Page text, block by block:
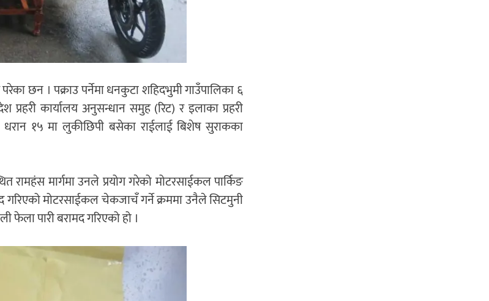
छन । पक्राउ पर्नेमा धनकुटा शहिदभुमी गाउँपालिका ६
कार्यालय अनुसन्धान समुह (रिट) र इलाका प्रहरी
धरान १५ मा लुकीछिपी बसेका राईलाई बिशेष सुराकका
रामहंस मार्गमा उनले प्रयोग गरेको मोटरसाईकल पार्किङ
गरिएको मोटरसाईकल चेकजाचँ गर्ने क्रममा उनैले सिटमुनी
फेला पारी बरामद गरिएको हो ।